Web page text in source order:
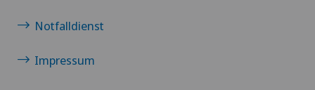
Notfalldienst
Impressum